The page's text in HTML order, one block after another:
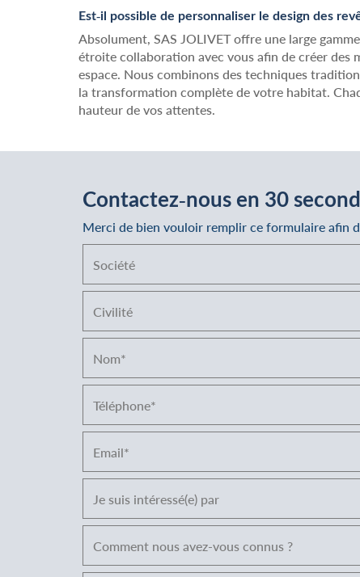
Est-il possible de personnaliser le design des
Absolument, SAS JOLIVET offre une large
étroite collaboration avec vous afin de créer
espace. Nous combinons des techniques
la transformation complète de votre habitat.
hauteur de vos attentes.
Contactez-nous en 30
Merci de bien vouloir remplir ce formulaire afin